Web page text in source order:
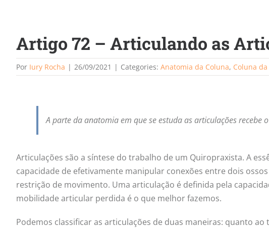
Artigo 72 – Articulando as
Por Iury Rocha | 26/09/2021 | Categories: Anatomia da Coluna, Coluna
A parte da anatomia em que se estuda as articulações recebe
Articulações são a síntese do trabalho de um Quiropraxista. A
capacidade de efetivamente manipular conexões entre dois
restrição de movimento. Uma articulação é definida pela
mobilidade articular perdida é o que melhor fazemos.
Podemos classificar as articulações de duas maneiras: quanto ao